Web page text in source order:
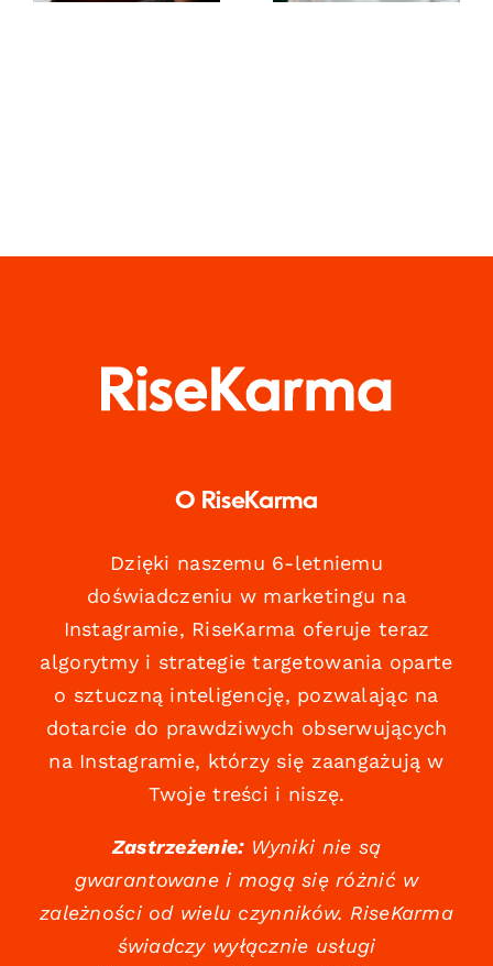
posty na
algorytmu
O RiseKarma
Dzięki naszemu 6-letniemu
doświadczeniu w marketingu na
Instagramie, RiseKarma oferuje teraz
algorytmy i strategie targetowania oparte
o sztuczną inteligencję, pozwalając na
dotarcie do prawdziwych obserwujących
na Instagramie, którzy się zaangażują w
Twoje treści i niszę.
Zastrzeżenie:Wyniki nie są
gwarantowane i mogą się różnić w
zależności od wielu czynników. RiseKarma
świadczy wyłącznie usługi